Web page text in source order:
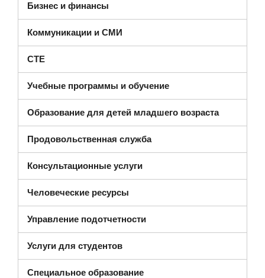
Бизнес и финансы
Коммуникации и СМИ
CTE
Учебные программы и обучение
Образование для детей младшего возраста
Продовольственная служба
Консультационные услуги
Человеческие ресурсы
Управление подотчетности
Услуги для студентов
Специальное образование